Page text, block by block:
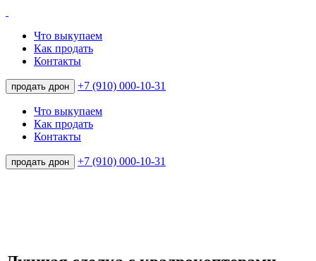
Что выкупаем
Как продать
Контакты
продать дрон +7 (910) 000-10-31
Что выкупаем
Как продать
Контакты
продать дрон +7 (910) 000-10-31